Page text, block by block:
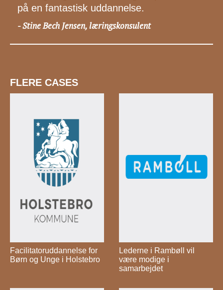
på en fantastisk uddannelse.
-Stine Bech Jensen, læringskonsulent
FLERE CASES
Facilitatoruddannelse for
Børn og Unge i Holstebro
Lederne i Rambøll vil
være modige i
samarbejdet